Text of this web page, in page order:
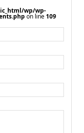
wp/wp-
on line109